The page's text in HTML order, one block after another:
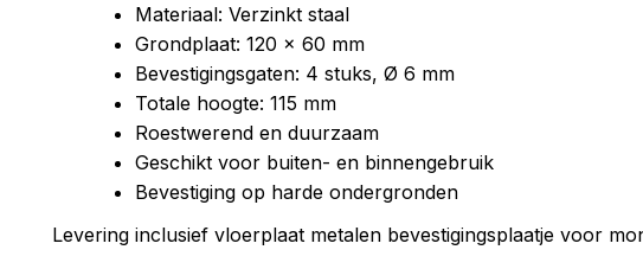
Materiaal: Verzinkt staal
Grondplaat: 120 x 60 mm
Bevestigingsgaten: 4 stuks, Ø 6 mm
Totale hoogte: 115 mm
Roestwerend en duurzaam
Geschikt voor buiten- en binnengebruik
Bevestiging op harde ondergronden
Levering inclusief vloerplaat metalen bevestigingsplaatje voor